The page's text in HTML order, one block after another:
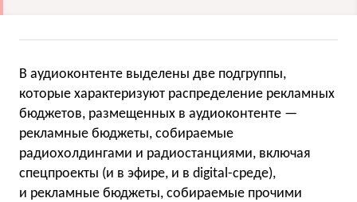
В аудиоконтенте выделены две подгруппы,
которые характеризуют распределение рекламных
бюджетов, размещенных в аудиоконтенте —
рекламные бюджеты, собираемые
радиохолдингами и радиостанциями, включая
спецпроекты (и в эфире, и в digital-среде),
и рекламные бюджеты, собираемые прочими